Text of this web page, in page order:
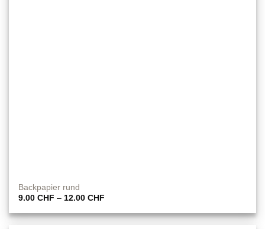
Backpapier rund
9.00CHF –12.00CHF
bis
12.00 CHF